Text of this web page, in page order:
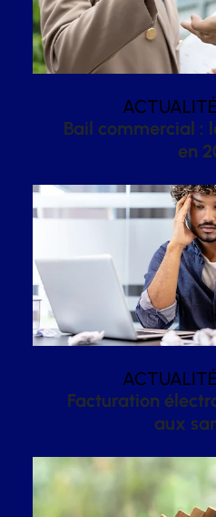
Bail commercial :
en
Facturation
aux